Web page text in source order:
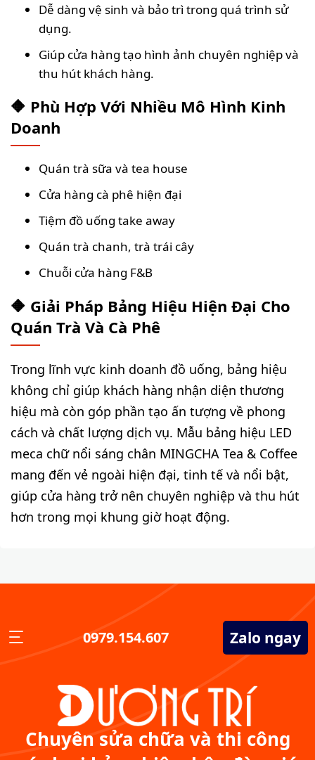
Dễ dàng vệ sinh và bảo trì trong quá trình sử
dụng.
Giúp cửa hàng tạo hình ảnh chuyên nghiệp và
thu hút khách hàng.
🔶 Phù Hợp Với Nhiều Mô Hình Kinh
Doanh
Quán trà sữa và tea house
Cửa hàng cà phê hiện đại
Tiệm đồ uống take away
Quán trà chanh, trà trái cây
Chuỗi cửa hàng F&B
🔶 Giải Pháp Bảng Hiệu Hiện Đại Cho
Quán Trà Và Cà Phê
Trong lĩnh vực kinh doanh đồ uống, bảng hiệu
không chỉ giúp khách hàng nhận diện thương
hiệu mà còn góp phần tạo ấn tượng về phong
cách và chất lượng dịch vụ. Mẫu bảng hiệu LED
meca chữ nổi sáng chân MINGCHA Tea & Coffee
mang đến vẻ ngoài hiện đại, tinh tế và nổi bật,
giúp cửa hàng trở nên chuyên nghiệp và thu hút
hơn trong mọi khung giờ hoạt động.
0979.154.607 Zalo ngay
Chuyên sửa chữa và thi công